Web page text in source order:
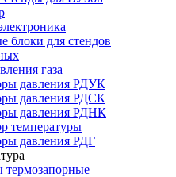
блоки для стендов
газа
давления РДУК
давления РДСК
давления РДНК
температуры
давления РДГ
термозапорные